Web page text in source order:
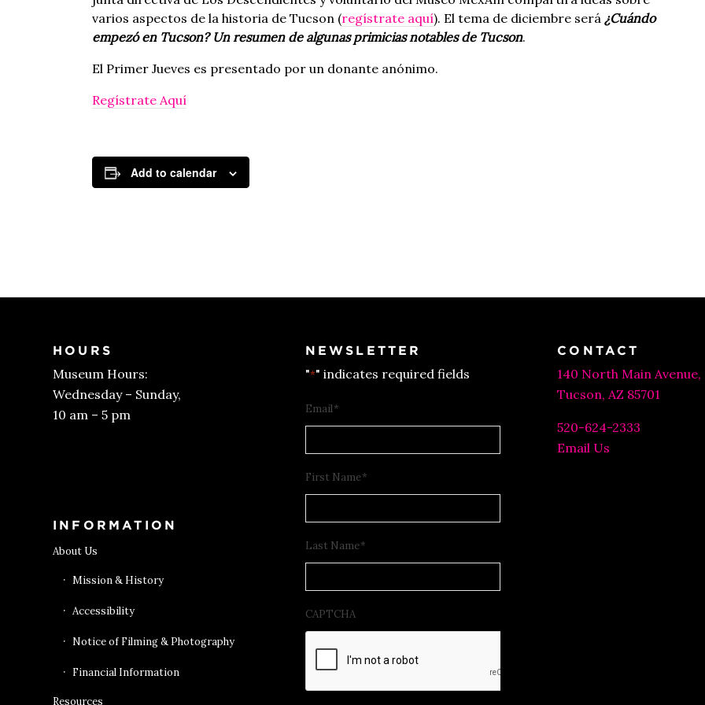
varios aspectos de la historia de Tucson (regístrate aquí). El tema de diciembre será ¿Cuándo
empezó en Tucson? Un resumen de algunas primicias notables de Tucson.
El Primer Jueves es presentado por un donante anónimo.
Regístrate Aquí
Add to calendar
HOURS
Museum Hours:
Wednesday – Sunday,
10 am – 5 pm
INFORMATION
About Us
Mission & History
Accessibility
Notice of Filming & Photography
Financial Information
Resources
NEWSLETTER
"*" indicates required fields
Email*
First Name*
Last Name*
CAPTCHA
CONTACT
140 North Main Avenue,
Tucson, AZ 85701
520-624-2333
Email Us